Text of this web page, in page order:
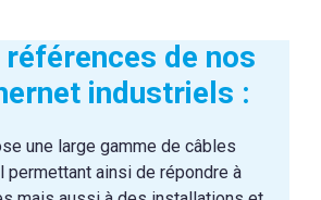
références de nos
industriels :
une large gamme de câbles
permettant ainsi de répondre à